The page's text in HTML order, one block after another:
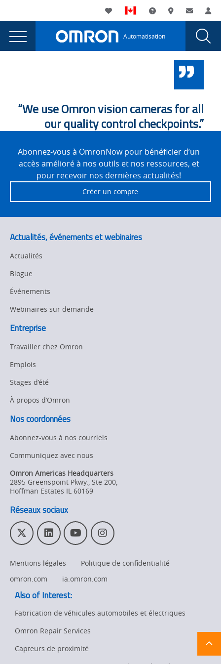
currently
viewing
the
Utility
Navigation
My List AssistanceOù acheter
Main
Navigation
Automatisation
Cynertia
Story“We use Omron vision cameras for all
our quality control checkpoints.”
FooterAbonnez-vous à OmronNow pour bénéficier d’un
accès amélioré à nos outils et nos ressources, et
pour recevoir nos dernières actualités!
Créer un compte
Actualités, événements et webinaires
Actualités
Blogue
Événements
Webinaires sur demande
Entreprise
Travailler chez Omron
Emplois
Stages d’été
À propos d’Omron
Nos coordonnées
Abonnez-vous à nos courriels
Communiquez avec nous
Omron Americas Headquarters
2895 Greenspoint Pkwy., Ste 200,
Hoffman Estates IL 60169
Réseaux sociaux
T
w
t
t
r
L
i
k
I
Y
o
u
I
n
t
a
m
Mentions légales
Politique de confidentialité
omron.com
ia.omron.com
Also of Interest:
Fabrication de véhicules automobiles et électriques
Omron Repair Services
Capteurs de proximité